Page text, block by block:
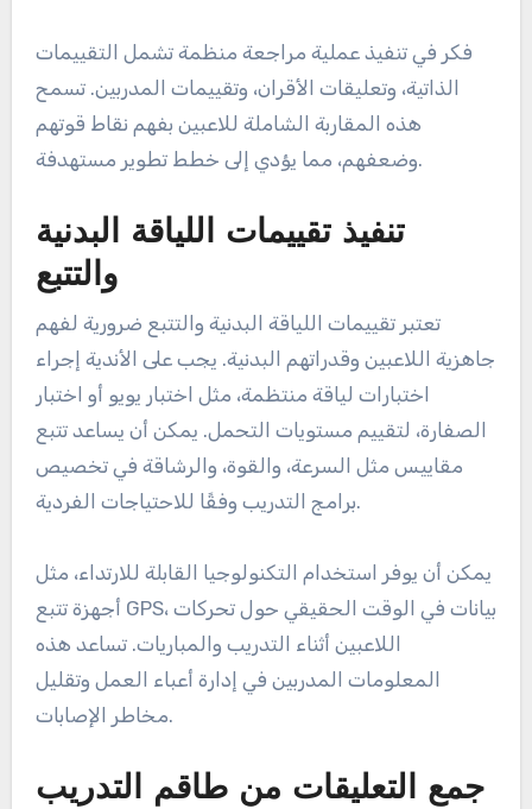
فكر في تنفيذ عملية مراجعة منظمة تشمل التقييمات
الذاتية، وتعليقات الأقران، وتقييمات المدربين. تسمح
هذه المقاربة الشاملة للاعبين بفهم نقاط قوتهم
وضعفهم، مما يؤدي إلى خطط تطوير مستهدفة.
تنفيذ تقييمات اللياقة البدنية
والتتبع
تعتبر تقييمات اللياقة البدنية والتتبع ضرورية لفهم
جاهزية اللاعبين وقدراتهم البدنية. يجب على الأندية إجراء
اختبارات لياقة منتظمة، مثل اختبار يويو أو اختبار
الصفارة، لتقييم مستويات التحمل. يمكن أن يساعد تتبع
مقاييس مثل السرعة، والقوة، والرشاقة في تخصيص
برامج التدريب وفقًا للاحتياجات الفردية.
يمكن أن يوفر استخدام التكنولوجيا القابلة للارتداء، مثل
أجهزة تتبع GPS، بيانات في الوقت الحقيقي حول تحركات
اللاعبين أثناء التدريب والمباريات. تساعد هذه
المعلومات المدربين في إدارة أعباء العمل وتقليل
مخاطر الإصابات.
جمع التعليقات من طاقم التدريب